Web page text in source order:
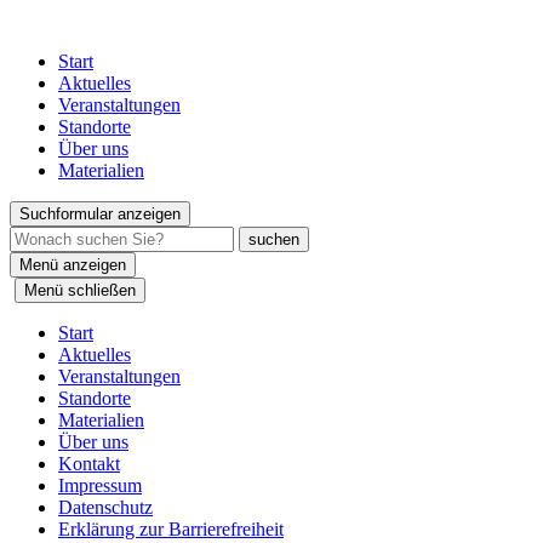
Start
Aktuelles
Veranstaltungen
Standorte
Über uns
Materialien
Suchformular anzeigen
Menü anzeigen
Menü schließen
Start
Aktuelles
Veranstaltungen
Standorte
Materialien
Über uns
Kontakt
Impressum
Datenschutz
Erklärung zur Barrierefreiheit